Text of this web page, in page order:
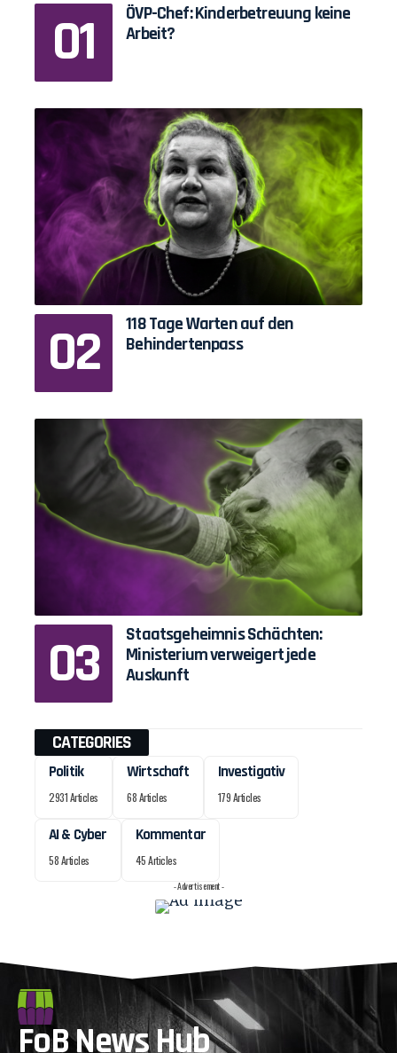
ÖVP-Chef: Kinderbetreuung keine
Arbeit?
118 Tage Warten auf den
Behindertenpass
Staatsgeheimnis Schächten:
Ministerium verweigert jede
Auskunft
CATEGORIES
Politik
2931 Articles
Wirtschaft
68 Articles
Investigativ
179 Articles
AI & Cyber
58 Articles
Kommentar
45 Articles
- Advertisement -
FoB News Hub